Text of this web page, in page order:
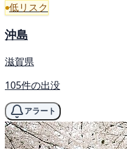
低リスク
沖島
滋賀県
105件の出没
アラート